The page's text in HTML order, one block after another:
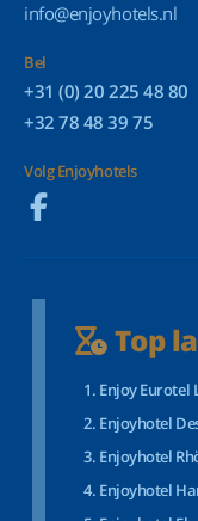
info@enjoyhotels.nl
Bel
+31 (0) 20 225 48 80
+32 78 48 39 75
Volg Enjoyhotels
Top
Enjoy Eurotel
Enjoyhotel
Enjoyhotel
Enjoyhotel